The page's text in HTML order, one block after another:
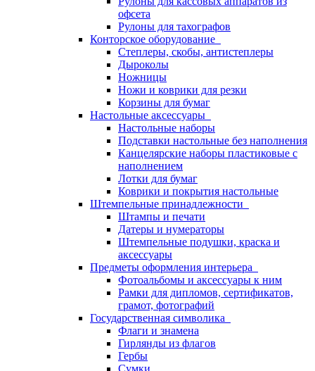
офсета
Рулоны для тахографов
Конторское оборудование
Степлеры, скобы, антистеплеры
Дыроколы
Ножницы
Ножи и коврики для резки
Корзины для бумаг
Настольные аксессуары
Настольные наборы
Подставки настольные без наполнения
Канцелярские наборы пластиковые с
наполнением
Лотки для бумаг
Коврики и покрытия настольные
Штемпельные принадлежности
Штампы и печати
Датеры и нумераторы
Штемпельные подушки, краска и
аксессуары
Предметы оформления интерьера
Фотоальбомы и аксессуары к ним
Рамки для дипломов, сертификатов,
грамот, фотографий
Государственная символика
Флаги и знамена
Гирлянды из флагов
Гербы
Сумки